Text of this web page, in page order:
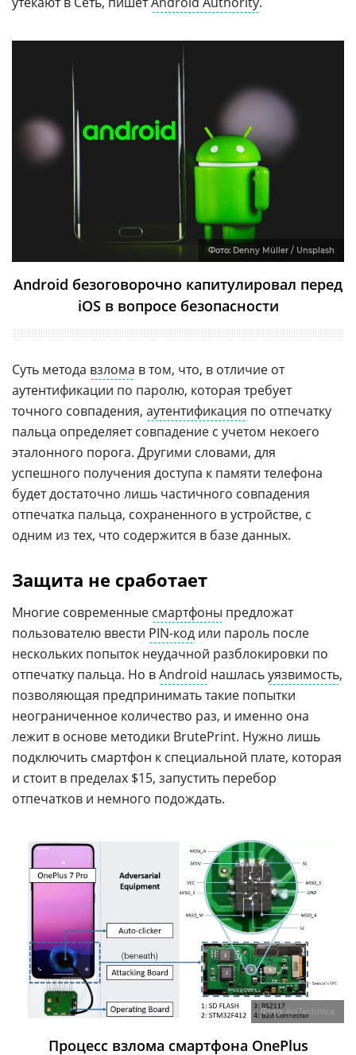
Фото: Denny Müller / Unsplash
Android безоговорочно капитулировал перед
iOS в вопросе безопасности
Суть метода взлома в том, что, в отличие от
аутентификации по паролю, которая требует
точного совпадения, аутентификация по отпечатку
пальца определяет совпадение с учетом некоего
эталонного порога. Другими словами, для
успешного получения доступа к памяти телефона
будет достаточно лишь частичного совпадения
отпечатка пальца, сохраненного в устройстве, с
одним из тех, что содержится в базе данных.
Защита не сработает
Многие современные смартфоны предложат
пользователю ввести PIN-код или пароль после
нескольких попыток неудачной разблокировки по
отпечатку пальца. Но вAndroid нашласьуязвимость,
позволяющая предпринимать такие попытки
неограниченное количество раз, и именно она
лежит в основе методики BrutePrint. Нужно лишь
подключить смартфон к специальной плате, которая
и стоит в пределах $15, запустить перебор
отпечатков и немного подождать.
Фото: ArsTechnica
Процесс взлома смартфона OnePlus